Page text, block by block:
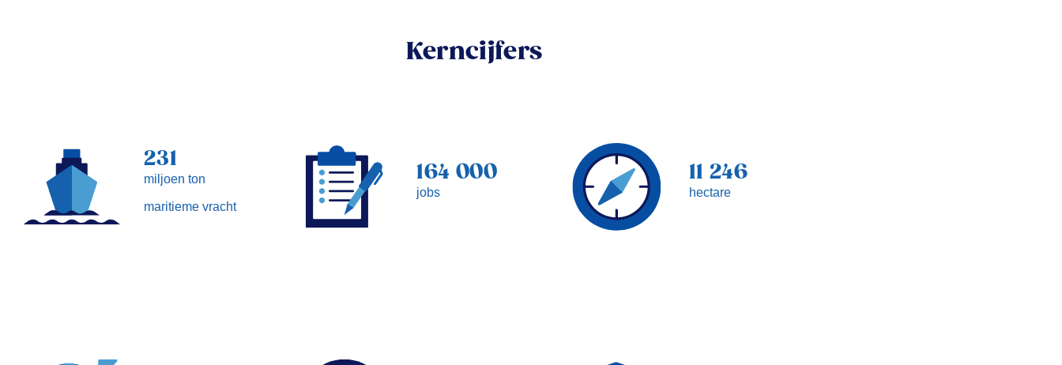
Kerncijfers
231
miljoen ton
maritieme vracht
164 000
jobs
11 246
hectare